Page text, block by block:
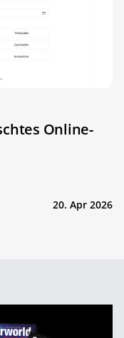
Online-
20. Apr 2026